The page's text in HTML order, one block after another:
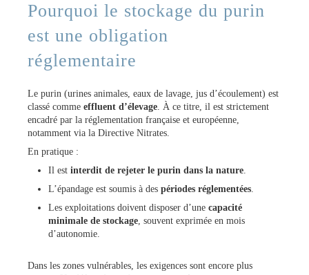
Pourquoi le stockage du purin
est une obligation
réglementaire
Le purin (urines animales, eaux de lavage, jus d’écoulement) est
classé comme effluent d’élevage. À ce titre, il est strictement
encadré par la réglementation française et européenne,
notamment via la Directive Nitrates.
En pratique :
Il est interdit de rejeter le purin dans la nature.
L’épandage est soumis à des périodes réglementées.
Les exploitations doivent disposer d’une capacité
minimale de stockage, souvent exprimée en mois
d’autonomie.
Dans les zones vulnérables, les exigences sont encore plus